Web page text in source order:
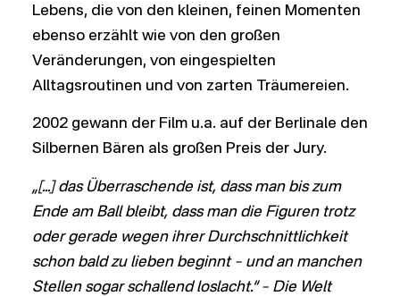
Lebens, die von den kleinen, feinen Momenten
ebenso erzählt wie von den großen
Veränderungen, von eingespielten
Alltagsroutinen und von zarten Träumereien.
2002 gewann der Film u.a. auf der Berlinale den
Silbernen Bären als großen Preis der Jury.
„[…] das Überraschende ist, dass man bis zum
Ende am Ball bleibt, dass man die Figuren trotz
oder gerade wegen ihrer Durchschnittlichkeit
schon bald zu lieben beginnt – und an manchen
Stellen sogar schallend loslacht.“– Die Welt